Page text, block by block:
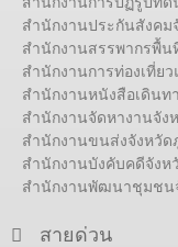
สำนักงานประกันสังคม
สำนักงานสรรพากรพื้น
สำนักงานการท่องเที่ย
สำนักงานหนังสือเดินท
สำนักงานจัดหางานจัง
สำนักงานขนส่งจังหวัด
สำนักงานบังคับคดีจังห
สำนักงานพัฒนาชุมชน
สายด่วน